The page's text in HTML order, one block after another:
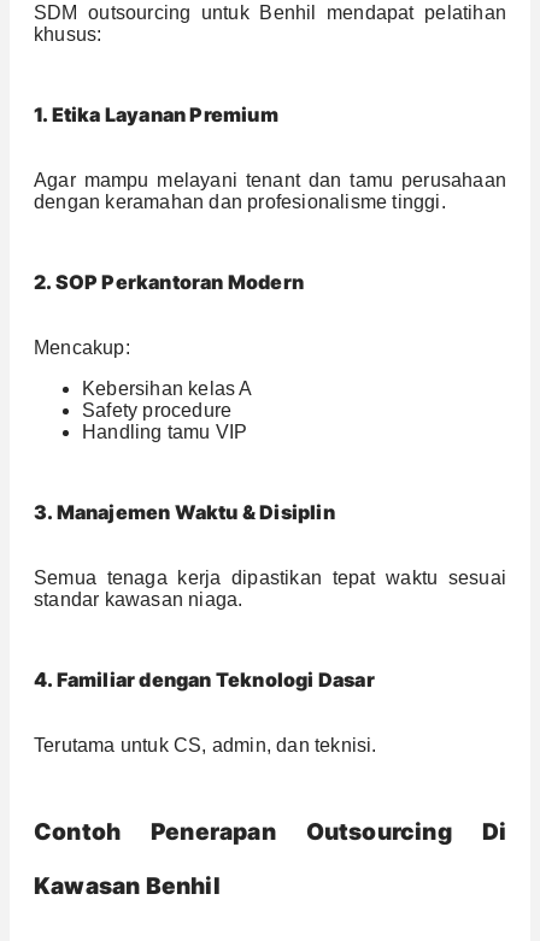
SDM outsourcing untuk Benhil mendapat pelatihan
khusus:
1. Etika Layanan Premium
Agar mampu melayani tenant dan tamu perusahaan
dengan keramahan dan profesionalisme tinggi.
2. SOP Perkantoran Modern
Mencakup:
Kebersihan kelas A
Safety procedure
Handling tamu VIP
3. Manajemen Waktu & Disiplin
Semua tenaga kerja dipastikan tepat waktu sesuai
standar kawasan niaga.
4. Familiar dengan Teknologi Dasar
Terutama untuk CS, admin, dan teknisi.
Contoh Penerapan Outsourcing Di
Kawasan Benhil